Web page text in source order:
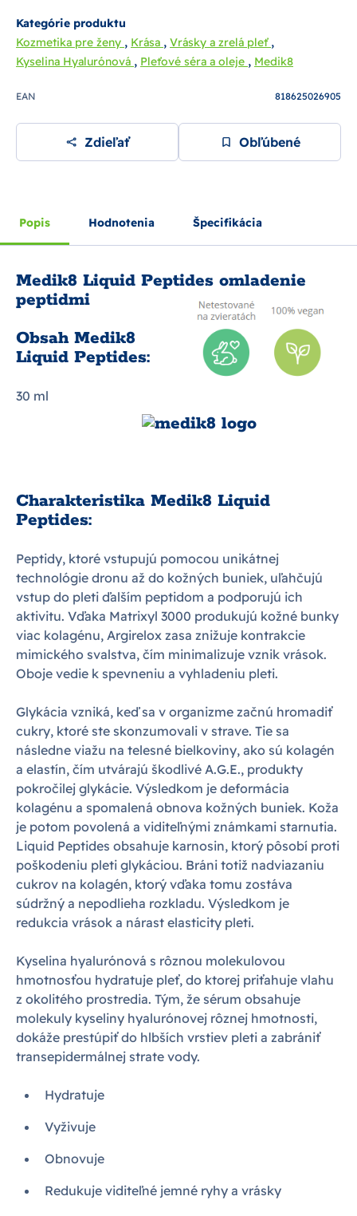
Kategórie produktu
Kozmetika pre ženy , Krása , Vrásky a zrelá pleť ,
Kyselina Hyalurónová , Pleťové séra a oleje , Medik8
EAN 818625026905
Zdieľať Obľúbené
Popis Hodnotenia Špecifikácia
Medik8 Liquid Peptides omladenie
peptidmi
Obsah Medik8
Liquid Peptides:
30 ml
Charakteristika Medik8 Liquid
Peptides:
Peptidy, ktoré vstupujú pomocou unikátnej
technológie dronu až do kožných buniek, uľahčujú
vstup do pleti ďalším peptidom a podporujú ich
aktivitu. Vďaka Matrixyl 3000 produkujú kožné bunky
viac kolagénu, Argirelox zasa znižuje kontrakcie
mimického svalstva, čím minimalizuje vznik vrások.
Oboje vedie k spevneniu a vyhladeniu pleti.
Glykácia vzniká, keď sa v organizme začnú hromadiť
cukry, ktoré ste skonzumovali v strave. Tie sa
následne viažu na telesné bielkoviny, ako sú kolagén
a elastín, čím utvárajú škodlivé A.G.E., produkty
pokročilej glykácie. Výsledkom je deformácia
kolagénu a spomalená obnova kožných buniek. Koža
je potom povolená a viditeľnými známkami starnutia.
Liquid Peptides obsahuje karnosin, ktorý pôsobí proti
poškodeniu pleti glykáciou. Bráni totiž nadviazaniu
cukrov na kolagén, ktorý vďaka tomu zostáva
súdržný a nepodlieha rozkladu. Výsledkom je
redukcia vrások a nárast elasticity pleti.
Kyselina hyalurónová s rôznou molekulovou
hmotnosťou hydratuje pleť, do ktorej priťahuje vlahu
z okolitého prostredia. Tým, že sérum obsahuje
molekuly kyseliny hyalurónovej rôznej hmotnosti,
dokáže prestúpiť do hlbších vrstiev pleti a zabrániť
transepidermálnej strate vody.
Hydratuje
Vyživuje
Obnovuje
Redukuje viditeľné jemné ryhy a vrásky